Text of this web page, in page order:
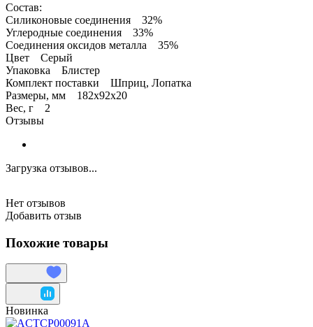
Состав:
Силиконовые соединения 32%
Углеродные соединения 33%
Соединения оксидов металла 35%
Цвет Серый
Упаковка Блистер
Комплект поставки Шприц, Лопатка
Размеры, мм 182x92x20
Вес, г 2
Отзывы
Загрузка отзывов...
Нет отзывов
Добавить отзыв
Похожие товары
Новинка